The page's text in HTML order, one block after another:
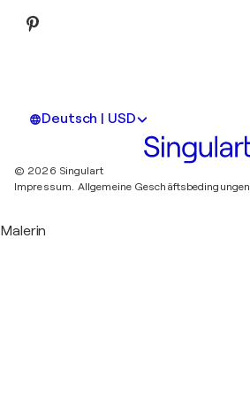
Deutsch | USD
© 2026 Singulart
Impressum. Allgemeine Geschäftsbedingungen
Malerin